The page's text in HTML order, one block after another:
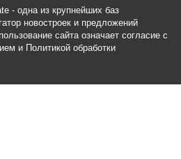
- одна из крупнейших баз
новостроек и предложений
сайта означает согласие с
и Политикой обработки